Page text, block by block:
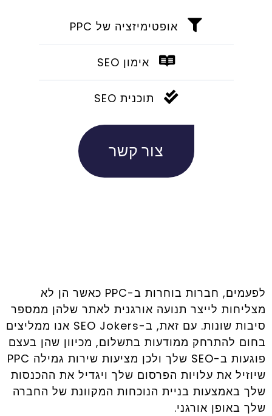
אופטימיזציה של PPC
אימון SEO
תוכנית SEO
צור קשר
לפעמים, חברות בוחרות ב-PPC כאשר הן לא
מצליחות לייצר תנועה אורגנית לאתר שלהן ממספר
סיבות שונות. עם זאת, ב-SEO Jokers אנו ממליצים
בחום להתרחק ממודעות בתשלום, מכיוון שהן בעצם
פוגעות ב-SEO שלך ולכן מציעות שירות גמילה PPC
שיוזיל את עלויות הפרסום שלך ויגדיל את ההכנסות
שלך באמצעות בניית הנוכחות המקוונת של החברה
שלך באופן אורגני.